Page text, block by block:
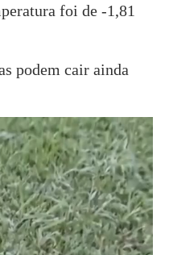
foi de -1,81
podem cair ainda